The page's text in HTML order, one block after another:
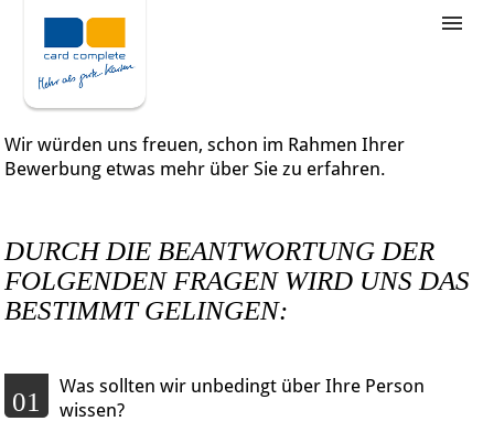
Stellenangebote
Unternehmensziele
Was wir bieten
Wir würden uns freuen, schon im Rahmen Ihrer
Bewerbung etwas mehr über Sie zu erfahren.
DURCH DIE BEANTWORTUNG DER
FOLGENDEN FRAGEN WIRD UNS DAS
BESTIMMT GELINGEN:
01
Was sollten wir unbedingt über Ihre Person
wissen?